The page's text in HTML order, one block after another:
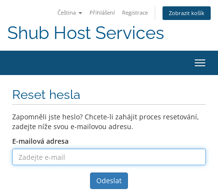
Čeština Přihlášení Registrace Zobrazit košík
Shub Host Services
Reset hesla
Zapomněli jste heslo? Chcete-li zahájit proces resetování,
zadejte níže svou e-mailovou adresu.
E-mailová adresa
Odeslat